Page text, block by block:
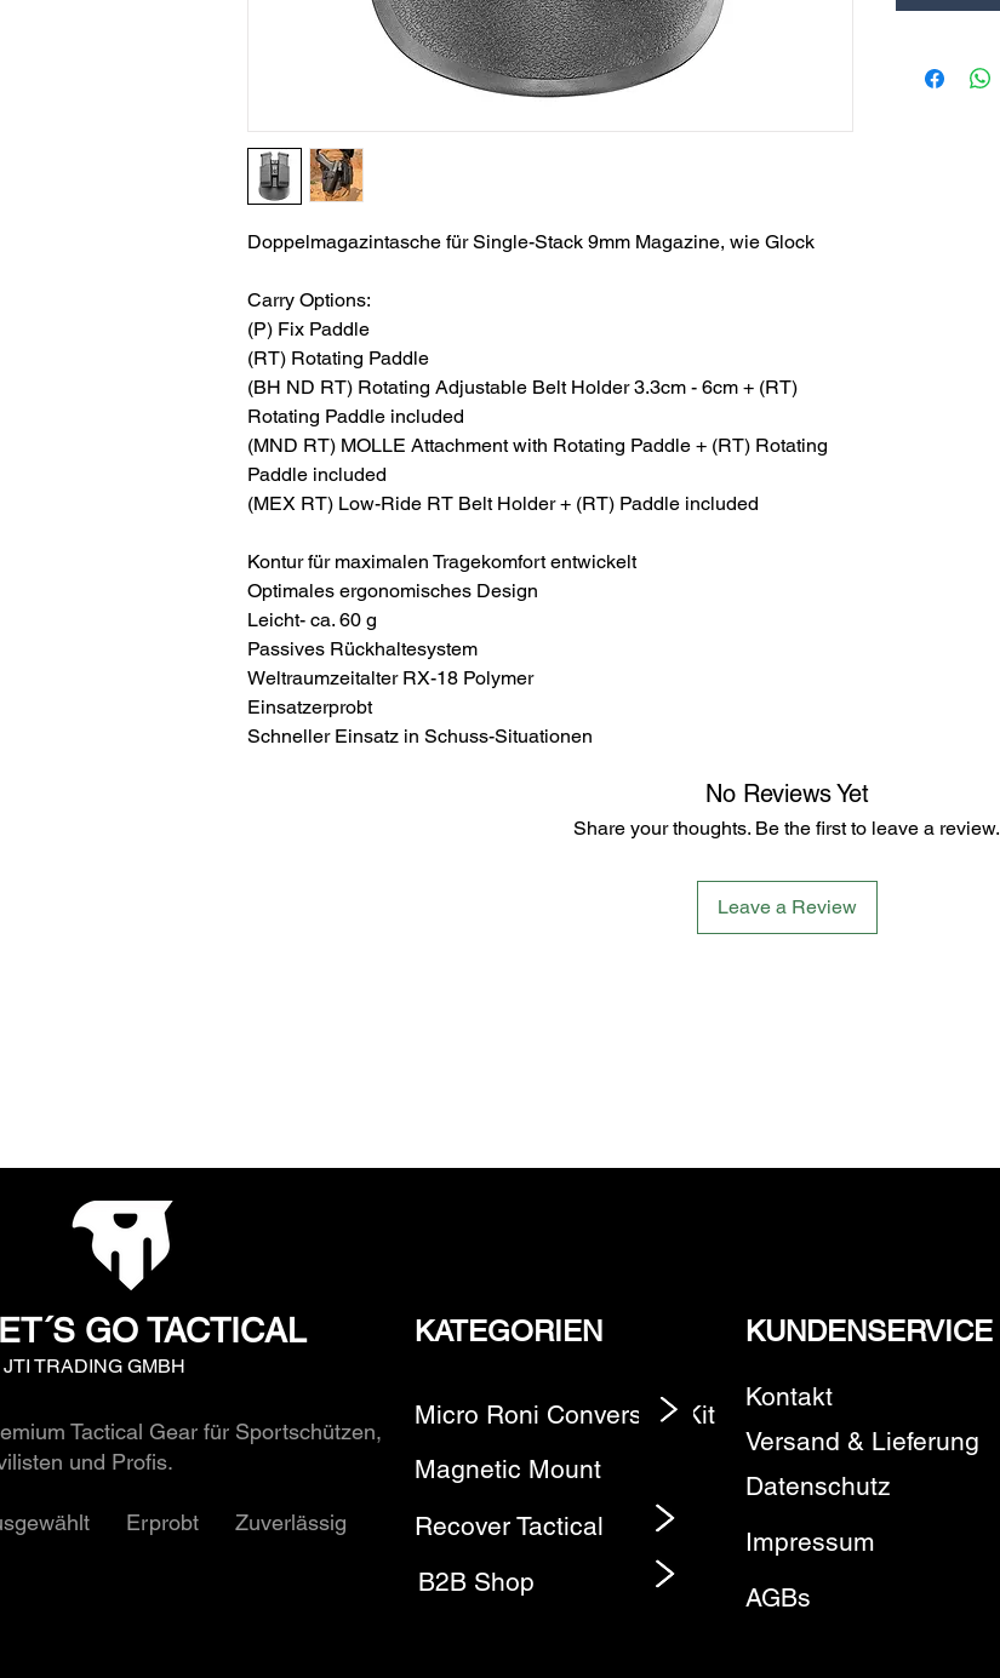
Doppelmagazintasche für Single-Stack 9mm Magazine, wie Glock
Carry Options:
(P) Fix Paddle
(RT) Rotating Paddle
(BH ND RT) Rotating Adjustable Belt Holder 3.3cm - 6cm + (RT)
Rotating Paddle included
(MND RT) MOLLE Attachment with Rotating Paddle + (RT) Rotating
Paddle included
(MEX RT) Low-Ride RT Belt Holder + (RT) Paddle included
Kontur für maximalen Tragekomfort entwickelt
Optimales ergonomisches Design
Leicht- ca. 60 g
Passives Rückhaltesystem
Weltraumzeitalter RX-18 Polymer
Einsatzerprobt
Schneller Einsatz in Schuss-Situationen
No Reviews Yet
Share your thoughts. Be the first to leave a review.
Leave a Review
GO TACTICAL KATEGORIEN
TRADING GMBH
Tactical Gear für Sportschützen,
und Profis.
Erprobt Zuverlässig
Micro Roni Conversion Kit
Magnetic Mount
Recover Tactical
B2B Shop
KUNDENSERVICE
Kontakt
Versand & Lieferung
Datenschutz
Impressum
AGBs
Element